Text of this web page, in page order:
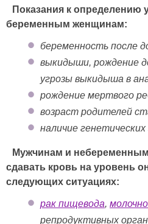
Показания к определению
беременным женщинам:
беременность после
выкидыши, рождение
угрозы выкидыша в
рождение мертвого
возраст родителей
наличие
Мужчинам и
сдавать кровь на уровень
следующих ситуациях:
рак пищевода,
репродуктивных